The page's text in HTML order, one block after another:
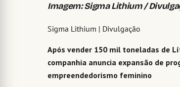
Imagem: Sigma Lithium /
Sigma Lithium | Divulgação
Após vender 150 mil toneladas de
companhia anuncia expansão de
empreendedorismo feminino